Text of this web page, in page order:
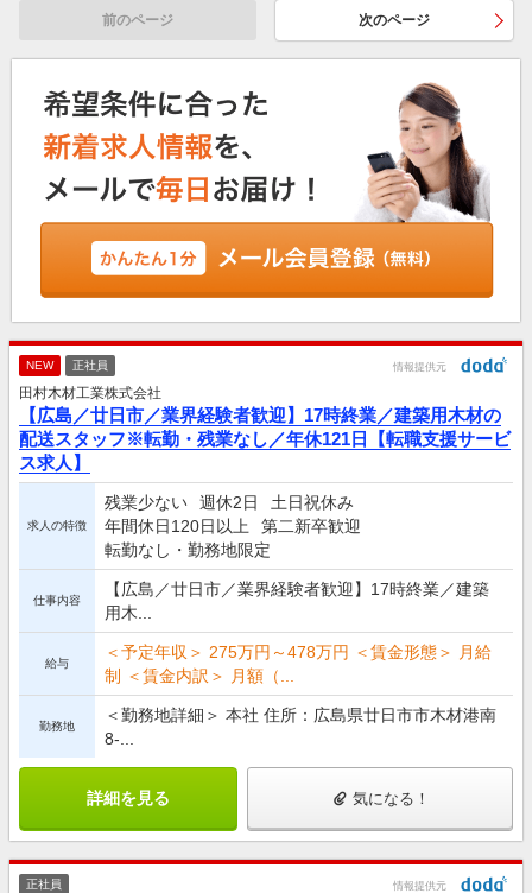
前のページ 次のページ
NEW 正社員 情報提供元
田村木材工業株式会社
【広島／廿日市／業界経験者歓迎】17時終業／建築用木材の
配送スタッフ※転勤・残業なし／年休121日【転職支援サービ
ス求人】
求人の特徴
残業少ない 週休2日
土日祝休み
年間休日120日以上
第二新卒歓迎
転勤なし・勤務地限定
仕事内容
【広島／廿日市／業界経験者歓迎】17時終業／建築
用木...
給与
＜予定年収＞ 275万円～478万円 ＜賃金形態＞ 月給
制 ＜賃金内訳＞ 月額（...
勤務地
＜勤務地詳細＞ 本社 住所：広島県廿日市市木材港南
8-...
詳細を見る 気になる！
正社員 情報提供元